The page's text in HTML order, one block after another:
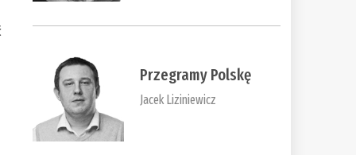
Przegramy Polskę
Jacek Liziniewicz